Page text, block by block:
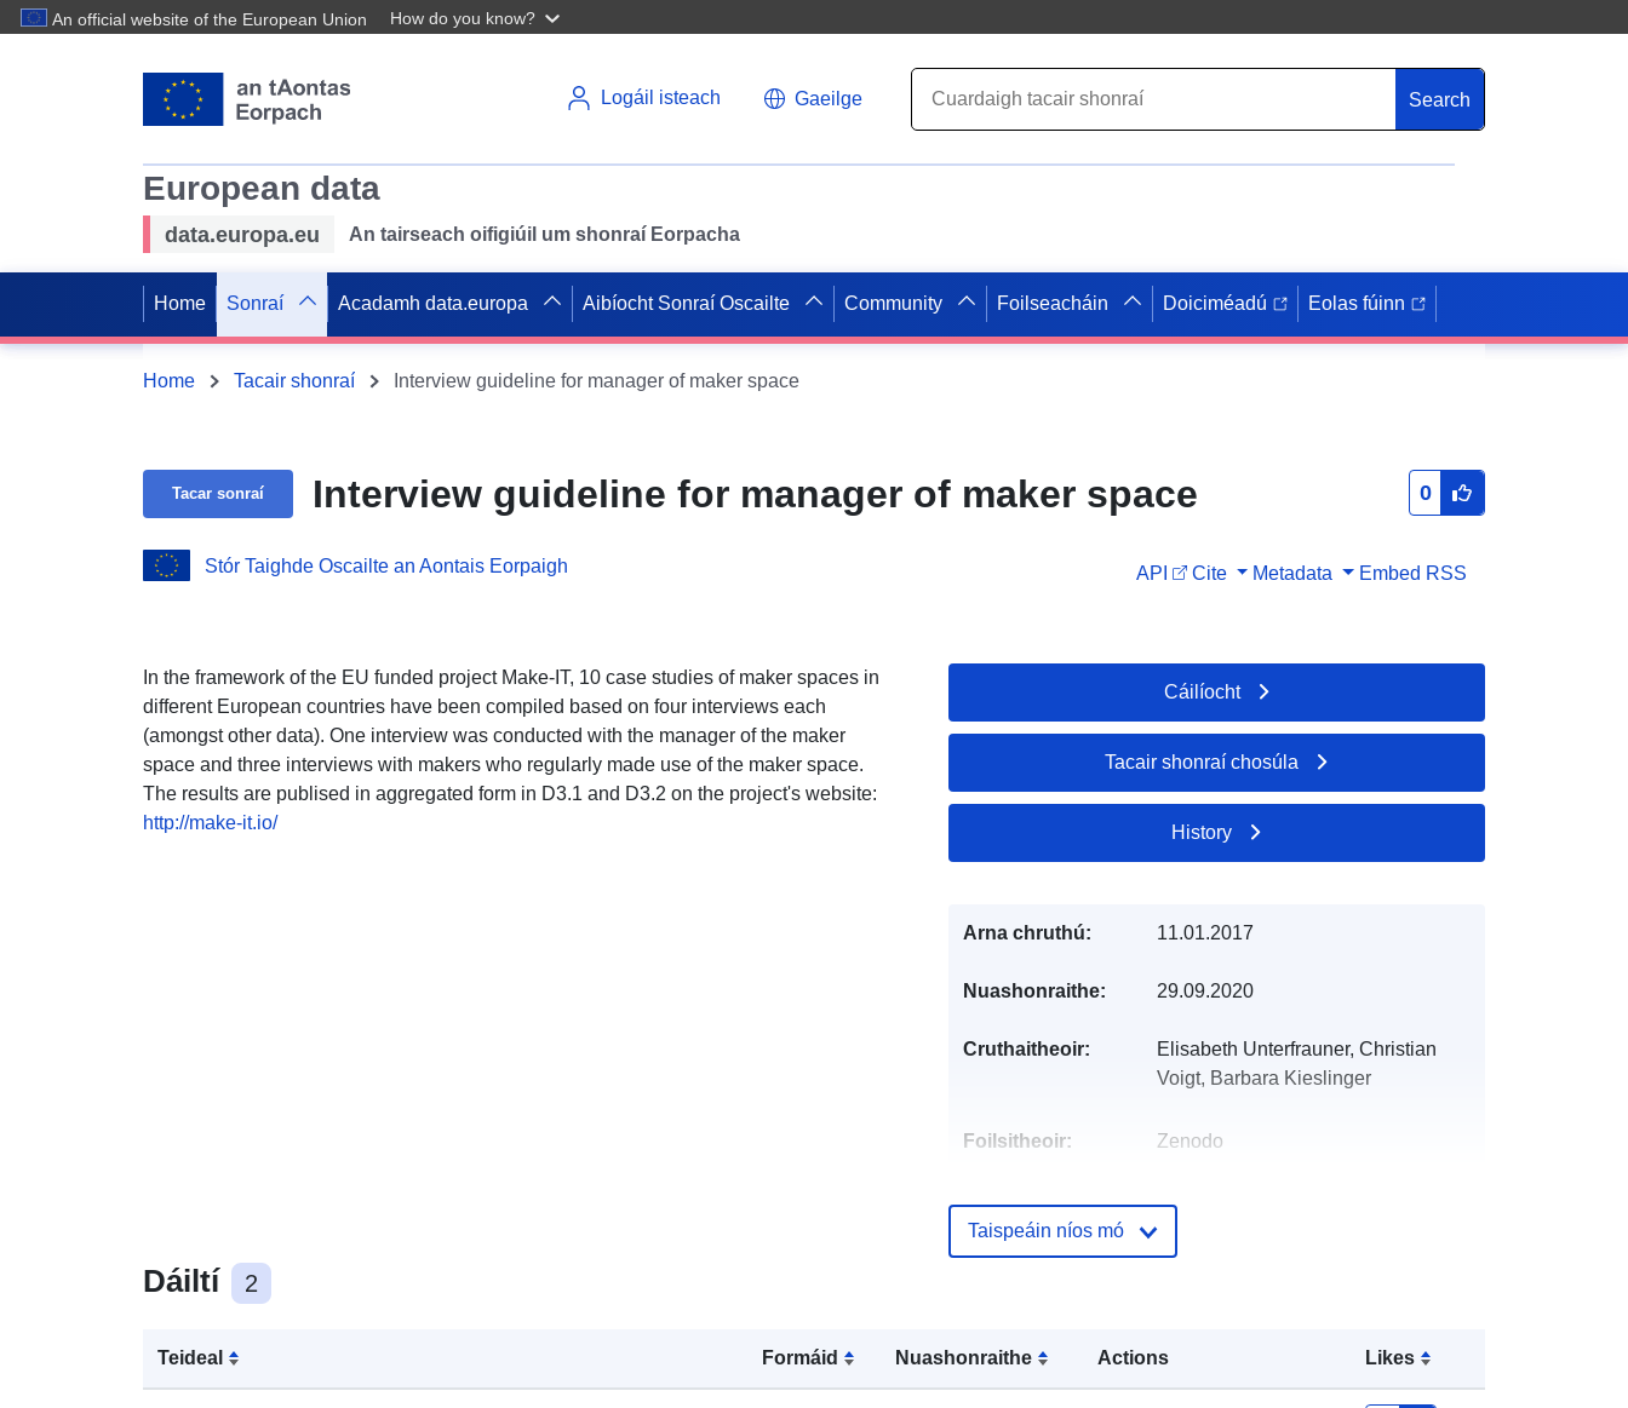
An official website of the European Union How do you know?
Logáil isteach Gaeilge Search
European data
data.europa.eu An tairseach oifigiúil um shonraí Eorpacha
Home Sonraí Acadamh data.europa Aibíocht Sonraí Oscailte Community Foilseacháin Doiciméadú Eolas fúinn
Home Tacair shonraí Interview guideline for manager of maker space
Tacar sonraí Interview guideline for manager of maker space 0
Stór Taighde Oscailte an Aontais Eorpaigh API Cite Metadata Embed RSS
In the framework of the EU funded project Make-IT, 10 case studies of maker spaces in
different European countries have been compiled based on four interviews each
(amongst other data). One interview was conducted with the manager of the maker
space and three interviews with makers who regularly made use of the maker space.
The results are publised in aggregated form in D3.1 and D3.2 on the project's website:
http://make-it.io/
Dáiltí 2
Teideal Formáid Nuashonraithe Actions Likes
Cáilíocht
Tacair shonraí chosúla
History
Arna chruthú: 11.01.2017
Nuashonraithe: 29.09.2020
Cruthaitheoir:
Elisabeth Unterfrauner, Christian
Voigt, Barbara Kieslinger
Foilsitheoir: Zenodo
Taifead Catalóige: Curtha le data.europa.eu:
2026
Aitheantóirí:
https://doi.org/10.5281/zenodo.2386
53
Taispeáin níos mó